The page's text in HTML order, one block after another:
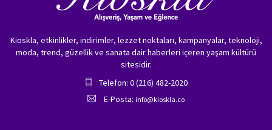
Kioskla, etkinlikler, indirimler, lezzet noktaları, kampanyalar, teknoloji,
moda, trend, güzellik ve sanata dair haberleri içeren yaşam kültürü
sitesidir.
Telefon: 0 (216) 482-2020
E-Posta: info@kioskla.co